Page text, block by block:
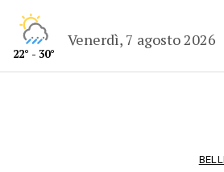
22° - 30°
Venerdì, 7 agosto 2026